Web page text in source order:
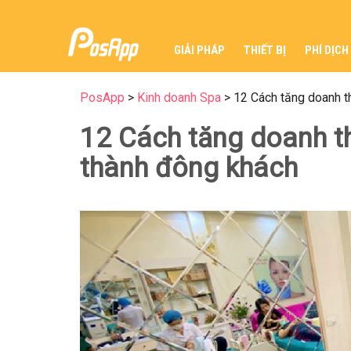
GIẢI PHÁP THIẾT BỊ PHÍ
PosApp > Kinh doanh Spa > 12 Cách tăng doanh
12 Cách tăng doanh
thành đông khách